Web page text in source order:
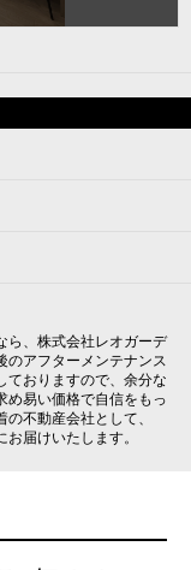
ら、株式会社レオガーデ
のアフターメンテナンス
ておりますので、余分な
め易い価格で自信をもっ
不動産会社として、
届けいたします。